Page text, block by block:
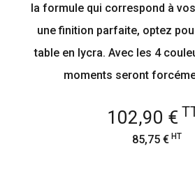
la formule qui correspond à
une finition parfaite, optez
table en lycra. Avec les 4
moments seront
102,90 €
85,75 €HT